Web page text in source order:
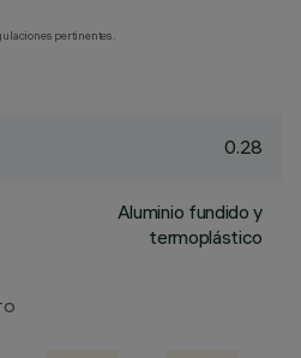
pertinentes.
0.28
Aluminio fundido y
termoplástico